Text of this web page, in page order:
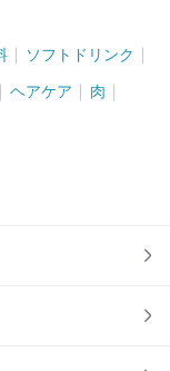
ソフトドリンク
ヘアケア 肉